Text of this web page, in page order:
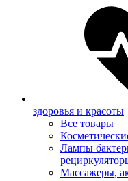
здоровья и красоты
Все товары
Лампы
Массажеры,